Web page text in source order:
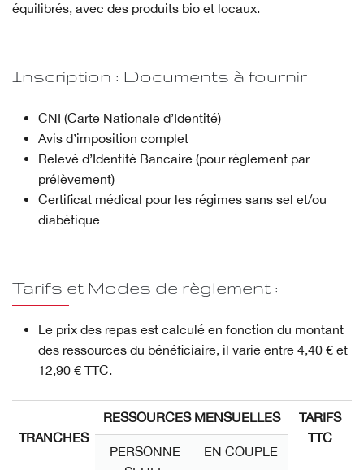
équilibrés, avec des produits bio et locaux.
Inscription : Documents à fournir
CNI (Carte Nationale d’Identité)
Avis d’imposition complet
Relevé d’Identité Bancaire (pour règlement par
prélèvement)
Certificat médical pour les régimes sans sel et/ou
diabétique
Tarifs et Modes de règlement :
Le prix des repas est calculé en fonction du montant
des ressources du bénéficiaire, il varie entre 4,40 € et
12,90 € TTC.
TRANCHES
RESSOURCES MENSUELLES
TARIFS
TTC
PERSONNE
EN COUPLE